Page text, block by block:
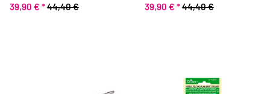
Feenschaukel am
39,90 € *44,40 €
Lavendelfeld, Acufactum
39,90 € *44,40 €